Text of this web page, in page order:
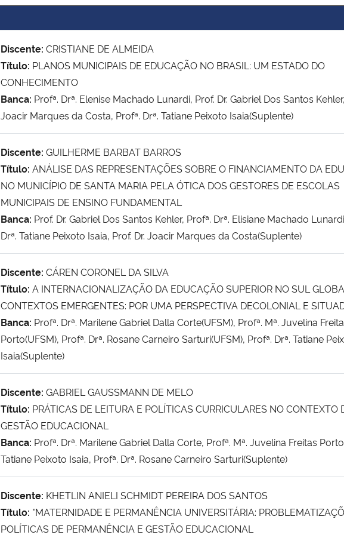
Discente:CRISTIANE DE ALMEIDA
Título: PLANOS MUNICIPAIS DE EDUCAÇÃO NO BRASIL: UM ESTADO DO
CONHECIMENTO
Banca: Profª. Drª. Elenise Machado Lunardi, Prof. Dr. Gabriel Dos Santos
Joacir Marques da Costa, Profª. Drª. Tatiane Peixoto Isaia(Suplente)
Discente:GUILHERME BARBAT BARROS
Título:ANÁLISE DAS REPRESENTAÇÕES SOBRE O FINANCIAMENTO DA
NO MUNICÍPIO DE SANTA MARIA PELA ÓTICA DOS GESTORES DE ESCOLAS
MUNICIPAIS DE ENSINO FUNDAMENTAL
Banca: Prof. Dr. Gabriel Dos Santos Kehler, Profª. Drª. Elisiane Machado
Drª. Tatiane Peixoto Isaia, Prof. Dr. Joacir Marques da Costa(Suplente)
Discente:CÁREN CORONEL DA SILVA
Título:A INTERNACIONALIZAÇÃO DA EDUCAÇÃO SUPERIOR NO SUL
CONTEXTOS EMERGENTES: POR UMA PERSPECTIVA DECOLONIAL E
Banca: Profª. Drª. Marilene Gabriel Dalla Corte(UFSM), Profª. Mª. Juvelina
Porto(UFSM), Profª. Drª. Rosane Carneiro Sarturi(UFSM), Profª. Drª. Tatiane
Isaia(Suplente)
Discente:GABRIEL GAUSSMANN DE MELO
Título: PRÁTICAS DE LEITURA E POLÍTICAS CURRICULARES NO CONTEXTO
GESTÃO EDUCACIONAL
Banca: Profª. Drª. Marilene Gabriel Dalla Corte, Profª. Mª. Juvelina Freitas
Tatiane Peixoto Isaia, Profª. Drª. Rosane Carneiro Sarturi(Suplente)
Discente: KHETLIN ANIELI SCHMIDT PEREIRA DOS SANTOS
Título: "MATERNIDADE E PERMANÊNCIA UNIVERSITÁRIA:
POLÍTICAS DE PERMANÊNCIA E GESTÃO EDUCACIONAL